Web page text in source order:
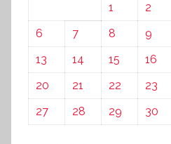
1
2
6
7 8 9
13
14 15 16
20
21 22 23
27
28 29 30